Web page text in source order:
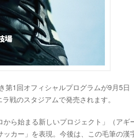
第1回オフィシャルプログラムが9月5日
戦のスタジアムで発売されます。
ら始まる新しいプロジェクト」（アギ
カー」を表現。今後は、この毛筆の漢